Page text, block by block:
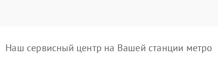
Наш сервисный центр на Вашей станции метро